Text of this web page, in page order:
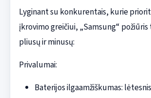
Lyginant su konkurentais, kurie
įkrovimo greičiui, „Samsung“ požiūris
pliusų ir minusų:
Privalumai:
Baterijos ilgaamžiškumas: